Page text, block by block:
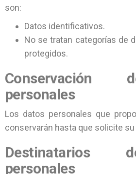
son:
Datos identificativos.
No se tratan categorías de
protegidos.
Conservación
personales
Los datos personales que
conservarán hasta que solicite
Destinatarios
personales